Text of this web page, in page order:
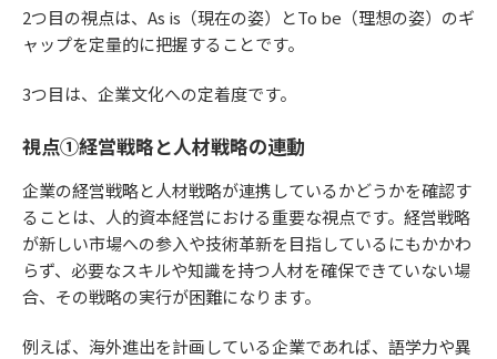
2つ目の視点は、As is（現在の姿）とTo be（理想の姿）のギ
ャップを定量的に把握することです。
3つ目は、企業文化への定着度です。
視点①経営戦略と人材戦略の連動
企業の経営戦略と人材戦略が連携しているかどうかを確認す
ることは、人的資本経営における重要な視点です。経営戦略
が新しい市場への参入や技術革新を目指しているにもかかわ
らず、必要なスキルや知識を持つ人材を確保できていない場
合、その戦略の実行が困難になります。
例えば、海外進出を計画している企業であれば、語学力や異